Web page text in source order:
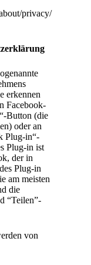
privacy/
erkennen
Facebook-
Button (die
oder an
Plug-in“-
Plug-in ist
der in
Plug-in
am meisten
die
“Teilen”-
von